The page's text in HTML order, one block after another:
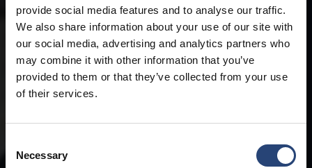
provide social media features and to analyse our traffic.
We also share information about your use of our site with
our social media, advertising and analytics partners who
may combine it with other information that you’ve
provided to them or that they’ve collected from your use
of their services.
Selection
Necessary